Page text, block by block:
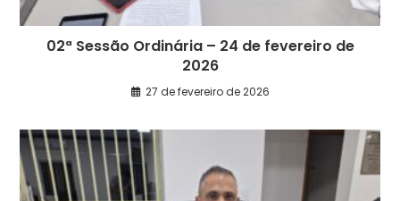
02ª Sessão Ordinária – 24 de fevereiro de
2026
27 de fevereiro de 2026